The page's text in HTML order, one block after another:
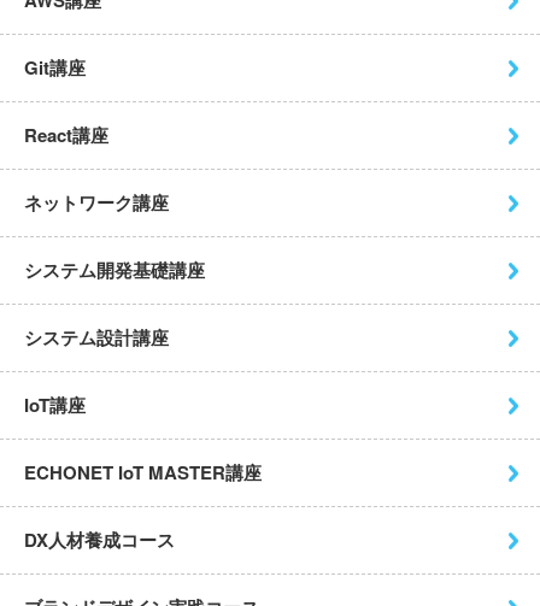
Git講座
React講座
ネットワーク講座
システム開発基礎講座
システム設計講座
IoT講座
ECHONET IoT MASTER講座
DX人材養成コース